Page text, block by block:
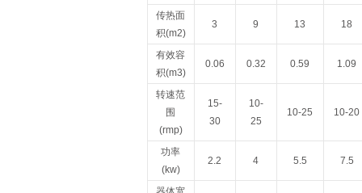
传热面
积(m2)
3 9 13 18
有效容
积(m3)
0.06 0.32 0.59 1.09
转速范
围
(rmp)
15-
30
10-
25
10-25 10-20
功率
(kw)
2.2 4 5.5 7.5